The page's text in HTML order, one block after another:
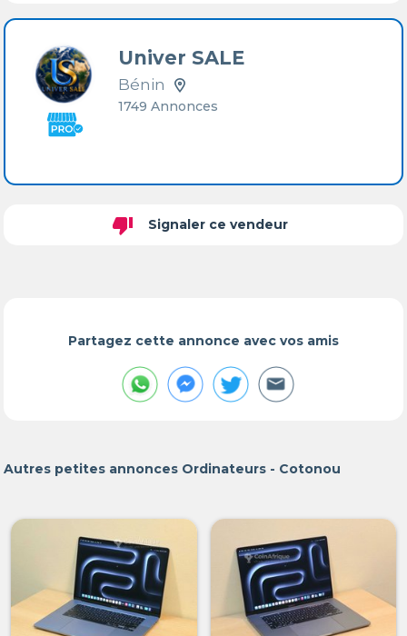
Univer SALE
Bénin
1749 Annonces
thumb_down Signaler ce vendeur
Partagez cette annonce avec vos amis
Autres petites annonces Ordinateurs - Cotonou